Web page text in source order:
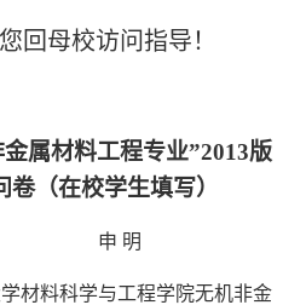
回母校访问指导！
金属材料工程专业”2013版
（在校学生填写）
申 明
材料科学与工程学院无机非金